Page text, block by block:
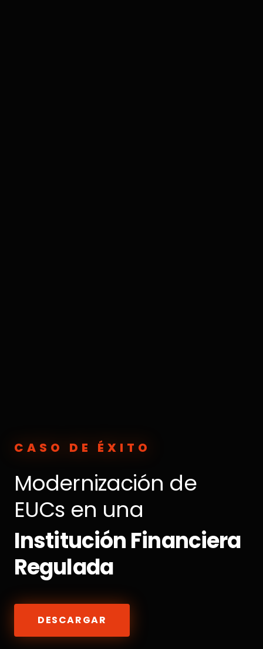
CASO DE ÉXITO
Modernización de
EUCs en una
Institución Financiera
Regulada
DESCARGAR